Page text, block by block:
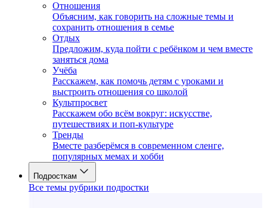
Отношения
Объясним, как говорить на сложные темы и
сохранить отношения в семье
Отдых
Предложим, куда пойти с ребёнком и чем вместе
заняться дома
Учёба
Расскажем, как помочь детям с уроками и
выстроить отношения со школой
Культпросвет
Расскажем обо всём вокруг: искусстве,
путешествиях и поп-культуре
Тренды
Вместе разберёмся в современном сленге,
популярных мемах и хобби
Подросткам
Все темы рубрики подростки